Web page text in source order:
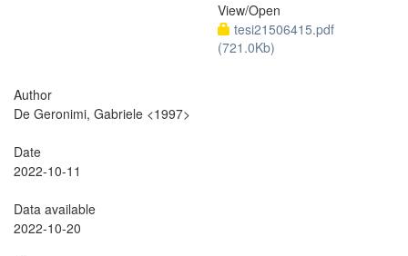
View/Open
tesi21506415.pdf
(721.0Kb)
Author
De Geronimi, Gabriele <1997>
Date
2022-10-11
Data available
2022-10-20